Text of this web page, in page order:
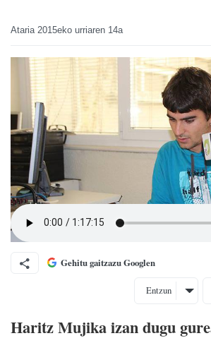
Ataria 2015eko urriaren 14a
Gehitu gaitzazu Googlen
Entzun
Haritz Mujika izan dugu